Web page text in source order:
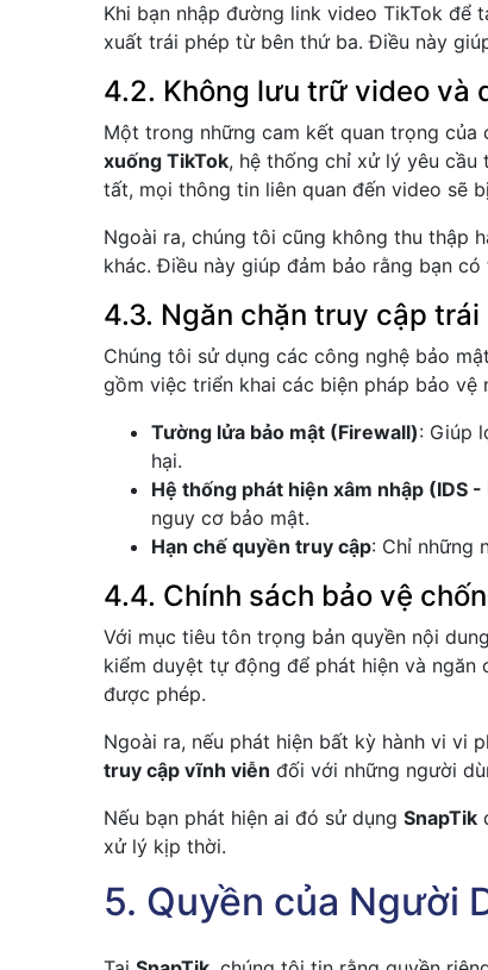
Khi bạn nhập đường link video TikTok
xuất trái phép từ bên thứ ba. Điều này
4.2. Không lưu trữ video và
Một trong những cam kết quan trọng của
xuống TikTok, hệ thống chỉ xử lý yêu
tất, mọi thông tin liên quan đến video sẽ
Ngoài ra, chúng tôi cũng không thu thập
khác. Điều này giúp đảm bảo rằng bạn có
4.3. Ngăn chặn truy cập
Chúng tôi sử dụng các công nghệ bảo
gồm việc triển khai các biện pháp bảo vệ
Tường lửa bảo mật (Firewall): Giúp
hại.
Hệ thống phát hiện xâm nhập (IDS
nguy cơ bảo mật.
Hạn chế quyền truy cập: Chỉ những
4.4. Chính sách bảo vệ
Với mục tiêu tôn trọng bản quyền nội
kiểm duyệt tự động để phát hiện và
được phép.
Ngoài ra, nếu phát hiện bất kỳ hành vi vi
truy cập vĩnh viễn đối với những người
Nếu bạn phát hiện ai đó sử dụng SnapTik
xử lý kịp thời.
5. Quyền của Người